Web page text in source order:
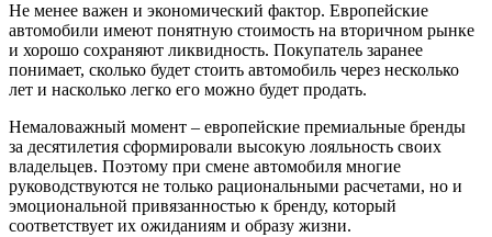
Не менее важен и экономический фактор. Европейские
автомобили имеют понятную стоимость на вторичном рынке
и хорошо сохраняют ликвидность. Покупатель заранее
понимает, сколько будет стоить автомобиль через несколько
лет и насколько легко его можно будет продать.
Немаловажный момент – европейские премиальные бренды
за десятилетия сформировали высокую лояльность своих
владельцев. Поэтому при смене автомобиля многие
руководствуются не только рациональными расчетами, но и
эмоциональной привязанностью к бренду, который
соответствует их ожиданиям и образу жизни.